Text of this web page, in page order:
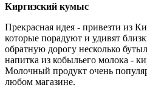
Киргизский кумыс
Прекрасная идея - привезти из
которые порадуют и удивят
обратную дорогу несколько
напитка из кобыльего молока -
Молочный продукт очень
любом магазине.